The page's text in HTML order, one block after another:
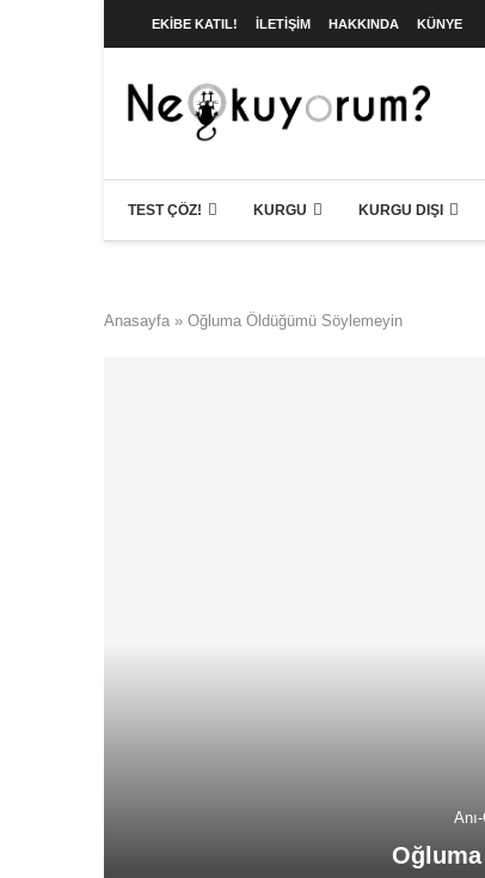
EKIBE KATIL! İLETIŞIM HAKKINDA KÜNYE
TEST ÇÖZ! KURGU KURGU DIŞI
Anasayfa » Oğluma Öldüğümü Söylemeyin